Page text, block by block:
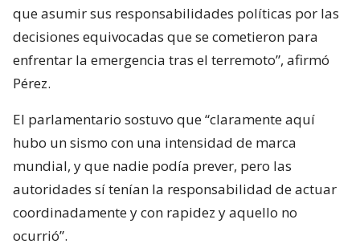
que asumir sus responsabilidades políticas por las
decisiones equivocadas que se cometieron para
enfrentar la emergencia tras el terremoto”, afirmó
Pérez.
El parlamentario sostuvo que “claramente aquí
hubo un sismo con una intensidad de marca
mundial, y que nadie podía prever, pero las
autoridades sí tenían la responsabilidad de actuar
coordinadamente y con rapidez y aquello no
ocurrió”.